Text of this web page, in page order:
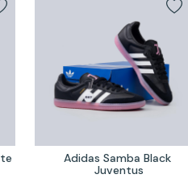
Adidas Samba Black
Juventus